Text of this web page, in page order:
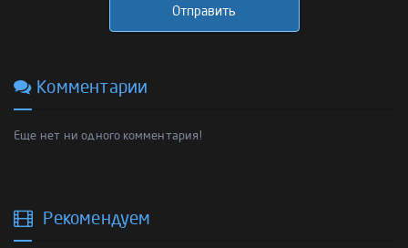
Отправить
Комментарии
Еще нет ни одного комментария!
Рекомендуем